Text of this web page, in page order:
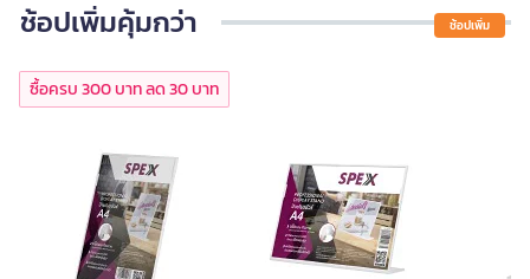
ช้อปเพิ่มคุ้มกว่า ช้อปเพิ่ม
ซื้อครบ 300 บาท ลด 30 บาท